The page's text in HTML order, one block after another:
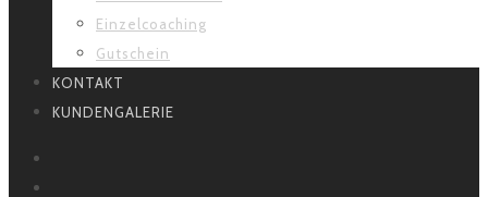
Einzelcoaching
Gutschein
KONTAKT
KUNDENGALERIE